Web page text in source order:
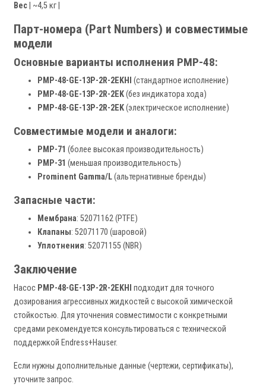
Вес | ~4,5 кг |
Парт-номера (Part Numbers) и совместимые
модели
Основные варианты исполнения PMP-48:
PMP-48-GE-13P-2R-2EKHI (стандартное исполнение)
PMP-48-GE-13P-2R-2EK(без индикатора хода)
PMP-48-GE-13P-2R-2EK(электрическое исполнение)
Совместимые модели и аналоги:
PMP-71 (более высокая производительность)
PMP-31 (меньшая производительность)
Prominent Gamma/L(альтернативные бренды)
Запасные части:
Мембрана: 52071162 (PTFE)
Клапаны: 52071170 (шаровой)
Уплотнения: 52071155 (NBR)
Заключение
Насос PMP-48-GE-13P-2R-2EKHI подходит для точного
дозирования агрессивных жидкостей с высокой химической
стойкостью. Для уточнения совместимости с конкретными
средами рекомендуется консультироваться с технической
поддержкой Endress+Hauser.
Если нужны дополнительные данные (чертежи, сертификаты),
уточните запрос.